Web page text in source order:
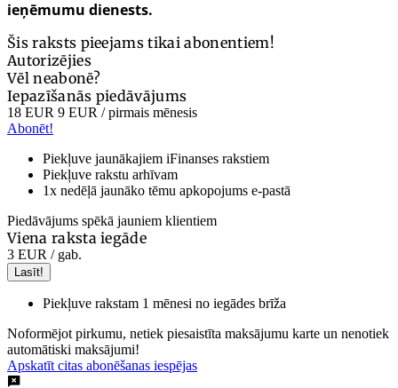
ieņēmumu dienests.
Šis raksts pieejams tikai abonentiem!
Autorizējies
Vēl neabonē?
Iepazīšanās piedāvājums
18 EUR 9 EUR / pirmais mēnesis
Abonēt!
Piekļuve jaunākajiem iFinanses rakstiem
Piekļuve rakstu arhīvam
1x nedēļā jaunāko tēmu apkopojums e-pastā
Piedāvājums spēkā jauniem klientiem
Viena raksta iegāde
3 EUR / gab.
Lasīt!
Piekļuve rakstam 1 mēnesi no iegādes brīža
Noformējot pirkumu, netiek piesaistīta maksājumu karte un nenotiek
automātiski maksājumi!
Apskatīt citas abonēšanas iespējas